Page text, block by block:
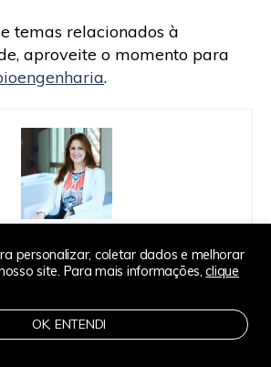
temas relacionados à
aproveite o momento para
.
Caroline Verre
personalizar, coletar dados e melhorar
site. Para mais informações,clique
OK, ENTENDI